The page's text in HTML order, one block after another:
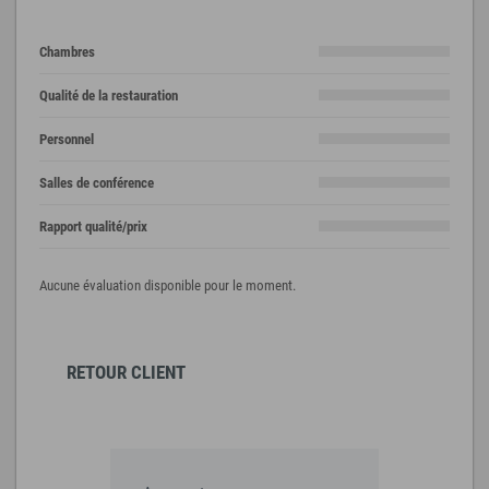
Chambres
Qualité de la restauration
Personnel
Salles de conférence
Rapport qualité/prix
Aucune évaluation disponible pour le moment.
RETOUR CLIENT